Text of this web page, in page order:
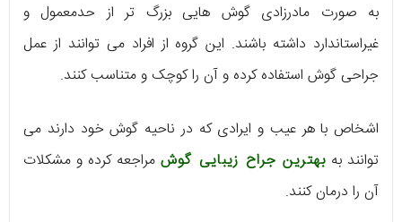
به صورت مادرزادی گوش هایی بزرگ تر از حدمعمول و
غیراستاندارد داشته باشند. این گروه از افراد می توانند از عمل
جراحی گوش استفاده کرده و آن را کوچک و متناسب کنند.
اشخاص با هر عیب و ایرادی که در ناحیه گوش خود دارند می
توانند بهبهترین جراح زیبایی گوشمراجعه کرده و مشکلات
آن را درمان کنند.